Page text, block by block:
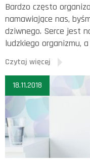
Bardzo często
namawiające nas,
dziwnego. Serce jest
ludzkiego organizmu,
Czytaj więcej
18.11.2018